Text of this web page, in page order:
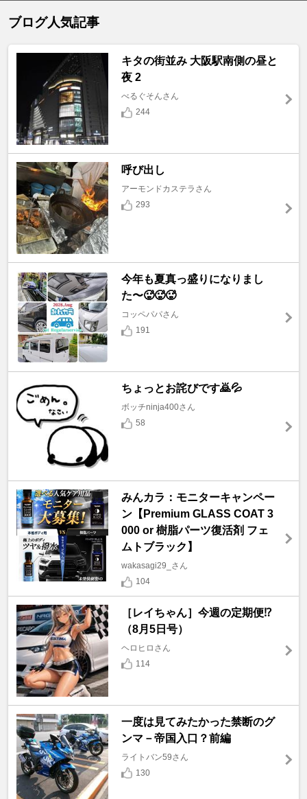
ブログ人気記事
キタの街並み 大阪駅南側の昼と
夜 2
べるぐそんさん
244
呼び出し
アーモンドカステラさん
293
今年も夏真っ盛りになりまし
た〜🥵🥵🥵
コッペパパさん
191
ちょっとお詫びです🙇💦
ボッチninja400さん
58
みんカラ：モニターキャンペー
ン【Premium GLASS COAT 3
000 or 樹脂パーツ復活剤 フェ
ムトブラック】
wakasagi29_さん
104
［レイちゃん］今週の定期便⁉️
（8月5日号）
ヘロヒロさん
114
一度は見てみたかった禁断のグ
ンマ－帝国入口？前編
ライトバン59さん
130